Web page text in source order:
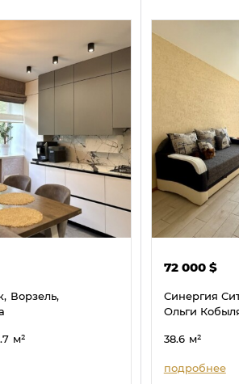
Ворзель,
м²
72 000 $
Синергия
Ольги
38.6 м²
подробнее